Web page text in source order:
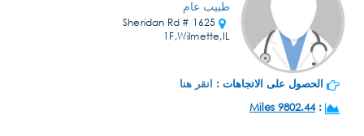
طبيب عام
1625 Sheridan Rd #
1F,Wilmette,IL
الحصول على الاتجاهات : انقر هنا
:
9802.44 Miles